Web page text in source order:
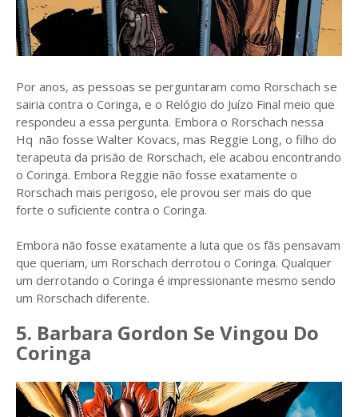
Por anos, as pessoas se perguntaram como Rorschach se
sairia contra o Coringa, e o Relógio do Juízo Final meio que
respondeu a essa pergunta. Embora o Rorschach nessa
Hq não fosse Walter Kovacs, mas Reggie Long, o filho do
terapeuta da prisão de Rorschach, ele acabou encontrando
o Coringa. Embora Reggie não fosse exatamente o
Rorschach mais perigoso, ele provou ser mais do que
forte o suficiente contra o Coringa.
Embora não fosse exatamente a luta que os fãs pensavam
que queriam, um Rorschach derrotou o Coringa. Qualquer
um derrotando o Coringa é impressionante mesmo sendo
um Rorschach diferente.
5. Barbara Gordon Se Vingou Do
Coringa